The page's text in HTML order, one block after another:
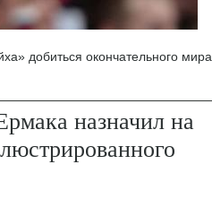
добиться окончательного мира
назначил на